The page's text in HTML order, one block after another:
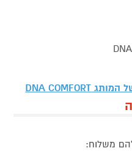
המותג DNA COMFORT
משלוח: